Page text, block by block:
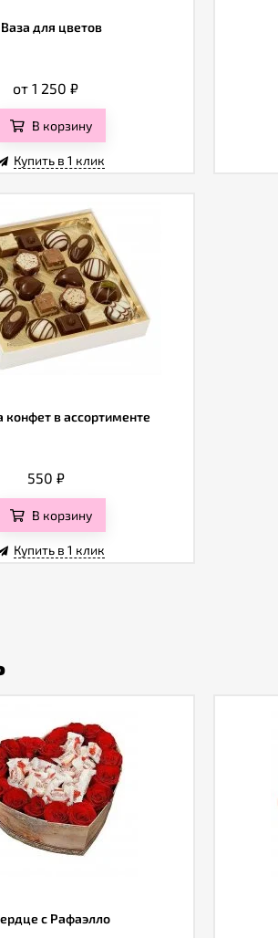
Ваза для цветов
от 1 250 ₽
В корзину
Купить в 1 клик
конфет в ассортименте
550 ₽
В корзину
Купить в 1 клик
с Рафаэлло